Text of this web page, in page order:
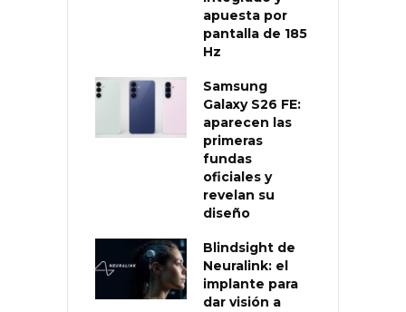
apuesta por
pantalla de 185
Hz
Samsung
Galaxy S26 FE:
aparecen las
primeras
fundas
oficiales y
revelan su
diseño
Blindsight de
Neuralink: el
implante para
dar visión a